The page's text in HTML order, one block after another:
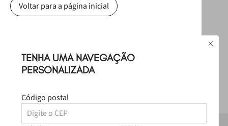
TENHA UMA NAVEGAÇÃO
PERSONALIZADA
Código postal
Voltar para a página inicial